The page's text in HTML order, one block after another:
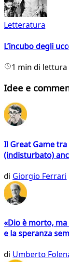
Letteratura
L’incubo degli
1 min di lettura
Idee e
Il Great Game
(indisturbato)
di Giorgio Ferrari
«Dio è morto,
e la speranza
di Umberto